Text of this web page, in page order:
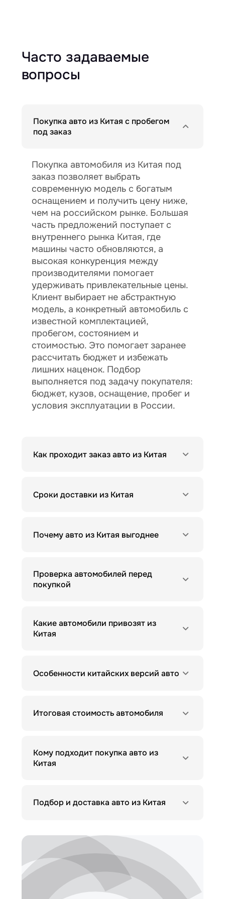
Часто задаваемые
вопросы
Покупка авто из Китая с пробегом
под заказ
Покупка автомобиля из Китая под
заказ позволяет выбрать
современную модель с богатым
оснащением и получить цену ниже,
чем на российском рынке. Большая
часть предложений поступает с
внутреннего рынка Китая, где
машины часто обновляются, а
высокая конкуренция между
производителями помогает
удерживать привлекательные цены.
Клиент выбирает не абстрактную
модель, а конкретный автомобиль с
известной комплектацией,
пробегом, состоянием и
стоимостью. Это помогает заранее
рассчитать бюджет и избежать
лишних наценок. Подбор
выполняется под задачу покупателя:
бюджет, кузов, оснащение, пробег и
условия эксплуатации в России.
Как проходит заказ авто из Китая
Сроки доставки из Китая
Почему авто из Китая выгоднее
Проверка автомобилей перед
покупкой
Какие автомобили привозят из
Китая
Особенности китайских версий авто
Итоговая стоимость автомобиля
Кому подходит покупка авто из
Китая
Подбор и доставка авто из Китая